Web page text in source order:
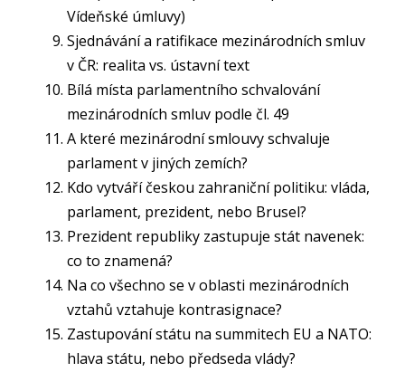
Vídeňské úmluvy)
Sjednávání a ratifikace mezinárodních smluv
v ČR: realita vs. ústavní text
Bílá místa parlamentního schvalování
mezinárodních smluv podle čl. 49
A které mezinárodní smlouvy schvaluje
parlament v jiných zemích?
Kdo vytváří českou zahraniční politiku: vláda,
parlament, prezident, nebo Brusel?
Prezident republiky zastupuje stát navenek:
co to znamená?
Na co všechno se v oblasti mezinárodních
vztahů vztahuje kontrasignace?
Zastupování státu na summitech EU a NATO:
hlava státu, nebo předseda vlády?